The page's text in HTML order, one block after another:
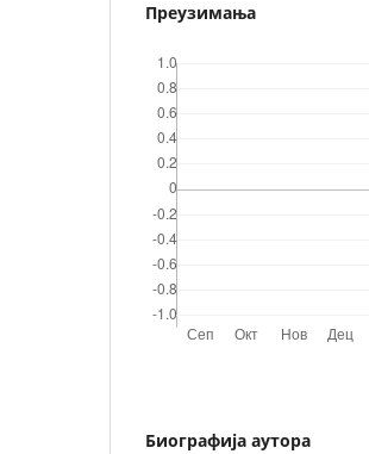
Преузимања
Биографија аутора